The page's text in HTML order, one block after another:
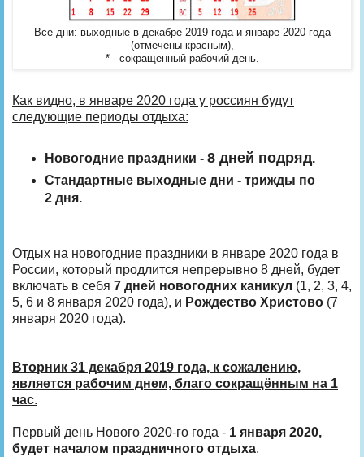
Все дни: выходные в декабре 2019 года и январе 2020 года
(отмечены красным),
* - сокращенный рабочий день.
Как видно, в январе 2020 года у россиян будут
следующие периоды отдыха:
Новогодние праздники - 8 дней подряд.
Стандартные выходные дни - трижды по
2 дня.
Отдых на новогодние праздники в январе 2020 года в
России, который продлится непрерывно 8 дней, будет
включать в себя 7 дней новогодних каникул (1, 2, 3, 4,
5, 6 и 8 января 2020 года), и Рождество Христово (7
января 2020 года).
Вторник 31 декабря 2019 года, к сожалению,
является рабочим днем, благо сокращённым на 1
час.
Первый день Нового 2020-го года - 1 января 2020,
будет началом праздничного отдыха.